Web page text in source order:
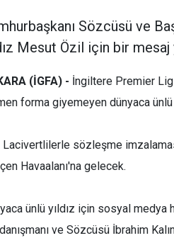
Sözcüsü ve
Mesut Özil için bir mesaj
(İGFA) - İngiltere Premier
forma giyemeyen dünyaca
Lacivertlilerle sözleşme
Havaalanı'na gelecek.
ünlü yıldız için sosyal medya
ve Sözcüsü İbrahim